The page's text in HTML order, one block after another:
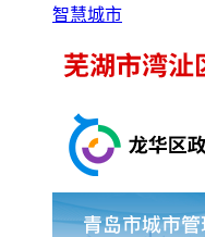
智慧城市